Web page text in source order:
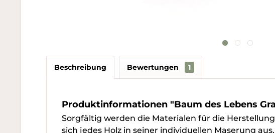
Beschreibung Bewertungen 1
Produktinformationen "Baum des Lebens
Sorgfältig werden die Materialen für die
sich jedes Holz in seiner individuellen Maserung